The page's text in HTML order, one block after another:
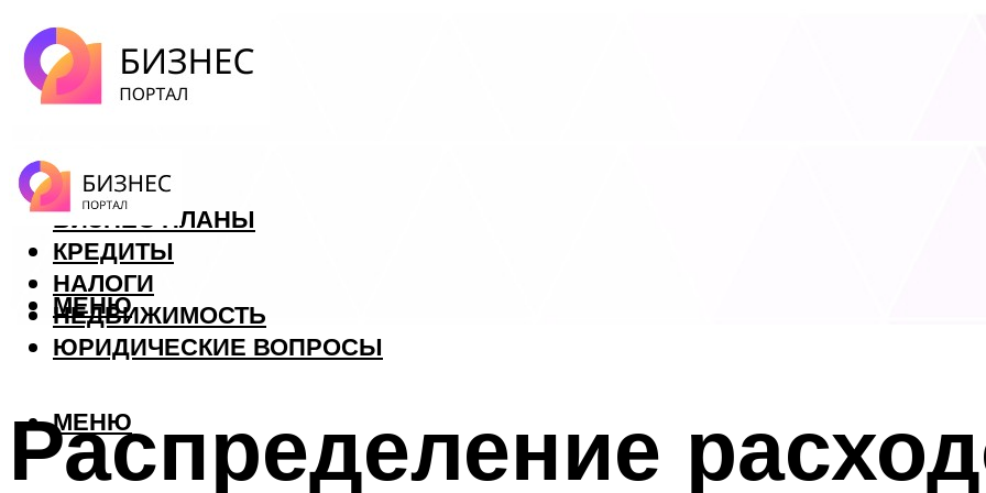
ФОРЕКС
БИЗНЕС ПЛАНЫ
КРЕДИТЫ
НАЛОГИ
НЕДВИЖИМОСТЬ
ЮРИДИЧЕСКИЕ ВОПРОСЫ
МЕНЮ
МЕНЮ
Распределение